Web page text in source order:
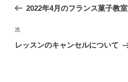
ナ
ビ
ゲ
の
稿
2022年4月のフランス菓子教室
次
の
次
レッスンのキャンセルについて